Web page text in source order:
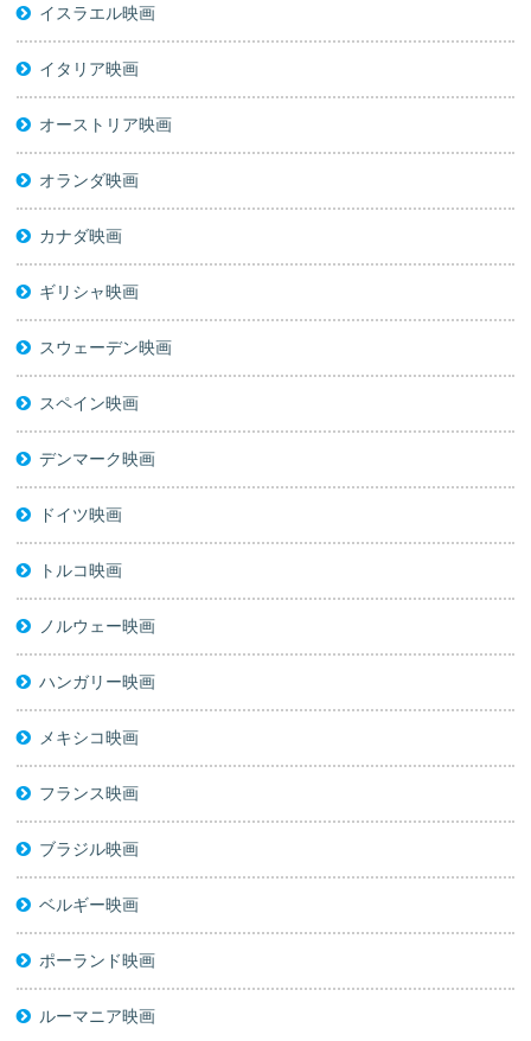
イスラエル映画
イタリア映画
オーストリア映画
オランダ映画
カナダ映画
ギリシャ映画
スウェーデン映画
スペイン映画
デンマーク映画
ドイツ映画
トルコ映画
ノルウェー映画
ハンガリー映画
メキシコ映画
フランス映画
ブラジル映画
ベルギー映画
ポーランド映画
ルーマニア映画